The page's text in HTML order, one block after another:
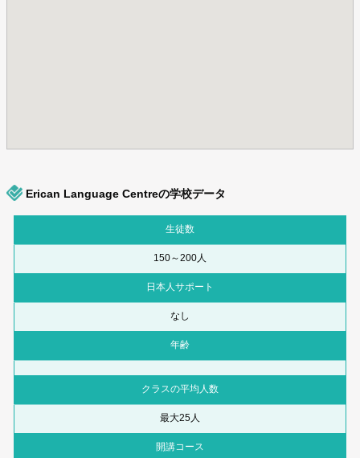
Erican Language Centreの学校データ
生徒数
150～200人
日本人サポート
なし
年齢
クラスの平均人数
最大25人
開講コース